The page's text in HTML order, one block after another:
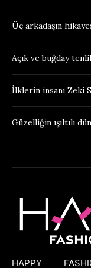
Üç arkadaşın
Açık ve buğday
İlklerin insanı Zeki
Güzelliğin ışıltılı
HAPPY